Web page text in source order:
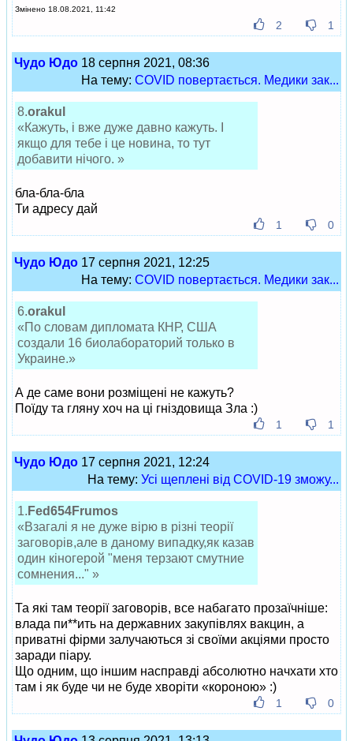
Змінено 18.08.2021, 11:42
2 1
Чудо Юдо 18 серпня 2021, 08:36
На тему: COVID повертається. Медики зак...
8.orakul
«Кажуть, і вже дуже давно кажуть. І
якщо для тебе і це новина, то тут
добавити нічого. »
бла-бла-бла
Ти адресу дай
1 0
Чудо Юдо 17 серпня 2021, 12:25
На тему: COVID повертається. Медики зак...
6.orakul
«По словам дипломата КНР, США
создали 16 биолабораторий только в
Украине.»
А де саме вони розміщені не кажуть?
Поїду та гляну хоч на ці гніздовища Зла :)
1 1
Чудо Юдо 17 серпня 2021, 12:24
На тему: Усі щеплені від COVID-19 зможу...
1. Fed654Frumos
«Взагалі я не дуже вірю в різні теорії
заговорів,але в даному випадку,як казав
один кіногерой "меня терзают смутние
сомнения..." »
Та які там теорії заговорів, все набагато прозаїчніше:
влада пи**ить на державних закупівлях вакцин, а
приватні фірми залучаються зі своїми акціями просто
заради піару.
Що одним, що іншим насправді абсолютно начхати хто
там і як буде чи не буде хворіти «короною» :)
1 0